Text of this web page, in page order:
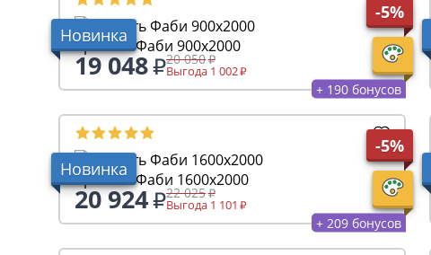
Новинка
-5%
Кровать Фаби 900х2000
19 048 20 050
Выгода 1 002
+ 190 бонусов
Новинка
-5%
Кровать Фаби 1600х2000
20 924 22 025
Выгода 1 101
+ 209 бонусов